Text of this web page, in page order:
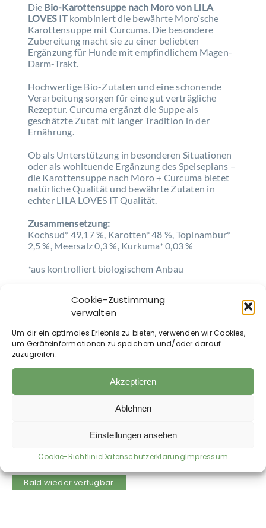
Cookie-Zustimmung
verwalten
Um dir ein optimales Erlebnis zu bieten, verwenden wir Cookies,
um Geräteinformationen zu speichern und/oder darauf
zuzugreifen.
Akzeptieren
Ablehnen
Einstellungen ansehen
Cookie-RichtlinieDatenschutzerklärungImpressum
Die Bio-Karottensuppe nach Moro von LILA
LOVES ITkombiniert die bewährte Moro’sche
Karottensuppe mit Curcuma. Die besondere
Zubereitung macht sie zu einer beliebten
Ergänzung für Hunde mit empfindlichem Magen-
Darm-Trakt.
Hochwertige Bio-Zutaten und eine schonende
Verarbeitung sorgen für eine gut verträgliche
Rezeptur. Curcuma ergänzt die Suppe als
geschätzte Zutat mit langer Tradition in der
Ernährung.
Ob als Unterstützung in besonderen Situationen
oder als wohltuende Ergänzung des Speiseplans –
die Karottensuppe nach Moro + Curcuma bietet
natürliche Qualität und bewährte Zutaten in
echter LILA LOVES IT Qualität.
Zusammensetzung:
Kochsud* 49,17 %, Karotten* 48 %, Topinambur*
2,5 %, Meersalz 0,3 %, Kurkuma* 0,03 %
*aus kontrolliert biologischem Anbau
Rohprotein < 0,5 %, Rohfett <0,5 %, Rohasche < 1
%, Rohfaser 1,94 %, Feuchte 92,6 %.
Ergänzungsfuttermittel für Hunde
Auch im Shop erhältlich:
Bald wieder verfügbar